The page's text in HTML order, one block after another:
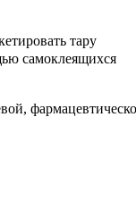
тару
самоклеящихся